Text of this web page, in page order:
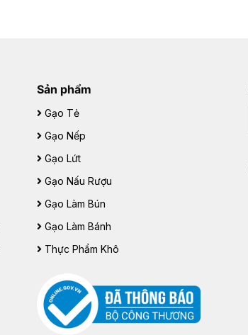
Sản phẩm
Gạo Tẻ
Gạo Nếp
Gạo Lứt
Gạo Nấu Rượu
Gạo Làm Bún
Gạo Làm Bánh
Thực Phẩm Khô